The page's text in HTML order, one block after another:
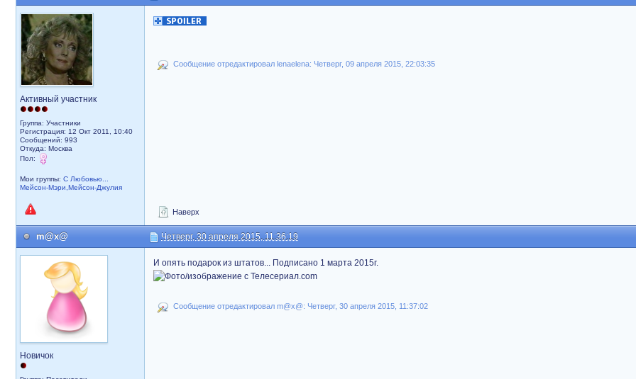
Активный участник
Группа: Участники
Регистрация: 12 Окт 2011, 10:40
Сообщений: 993
Откуда: Москва
Пол:
Мои группы: С Любовью...
Мейсон-Мэри,Мейсон-Джулия
Сообщение отредактировал lenaelena: Четверг, 09 апреля 2015, 22:03:35
Наверх
m@x@ Четверг, 30 апреля 2015, 11:36:19
Новичок
И опять подарок из штатов... Подписано 1 марта 2015г.
Сообщение отредактировал m@x@: Четверг, 30 апреля 2015, 11:37:02